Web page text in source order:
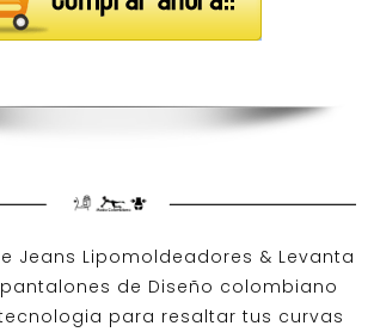
Jeans Lipomoldeadores & Levanta
de Diseño colombiano
para resaltar tus curvas